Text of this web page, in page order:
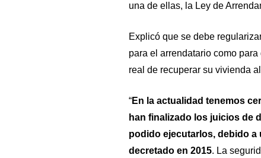
una de ellas, la Ley de
Explicó que se debe
para el arrendatario como
real de recuperar su vivienda
“En la actualidad tenemos
han finalizado los juicios de
podido ejecutarlos, debido a
decretado en 2015. La